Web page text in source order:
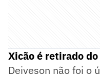
Xicão é retirado
Deiveson não foi o